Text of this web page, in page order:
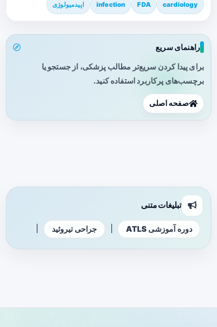
cardiology
FDA
infection اپیدمیولوژی
راهنمای سریع
برای پیدا کردن سریع‌تر مطالب پزشکی، از جستجو یا
برچسب‌های پرکاربرد استفاده کنید.
صفحه اصلی
تبلیغات متنی
دوره آموزشی ATLS جراحی تیروئید